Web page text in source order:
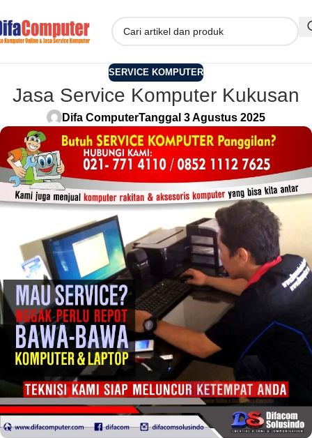
SERVICE KOMPUTER
Jasa Service Komputer Kukusan
Difa ComputerTanggal 3 Agustus 2025